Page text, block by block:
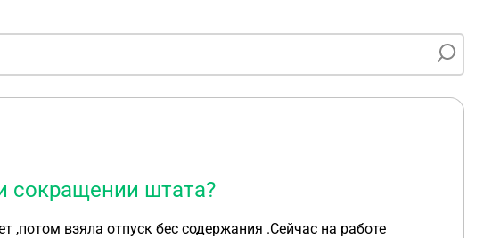
штата?
,потом взяла отпуск бес содержания .Сейчас на работе